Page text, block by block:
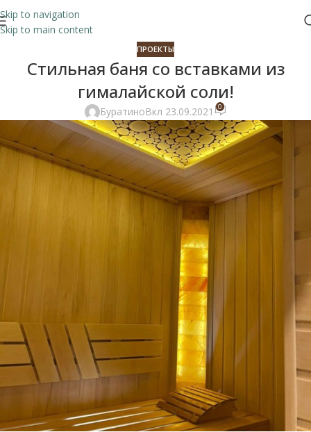
Skip to navigation
Skip to main content
ПРОЕКТЫ
Стильная баня со вставками из
гималайской соли!
БуратиноВкл 23.09.2021 0